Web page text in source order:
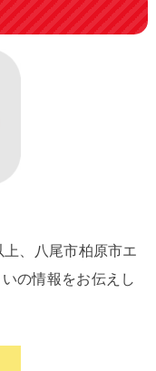
、八尾市柏原市エ
の情報をお伝えし